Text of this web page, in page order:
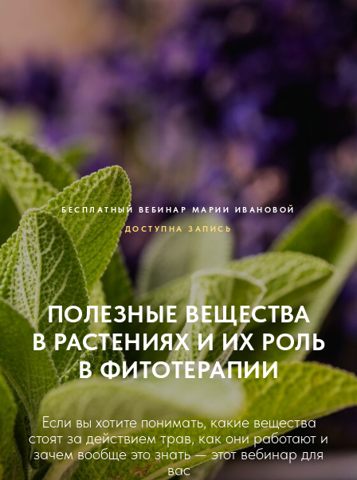
БЕСПЛАТНЫЙ ВЕБИНАР МАРИИ ИВАНОВОЙ
ДОСТУПНА ЗАПИСЬ
ПОЛЕЗНЫЕ ВЕЩЕСТВА
В РАСТЕНИЯХ И ИХ РОЛЬ
В ФИТОТЕРАПИИ
Если вы хотите понимать, какие вещества
стоят за действием трав, как они работают и
зачем вообще это знать — этот вебинар для
вас